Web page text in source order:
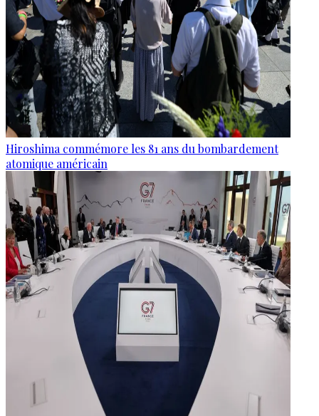
Hiroshima commémore les 81 ans du bombardement
atomique américain